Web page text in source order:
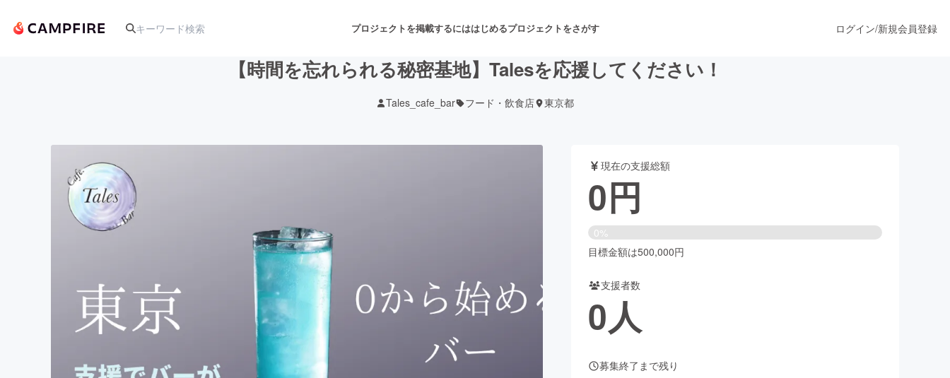
プロジェクトを掲載するにははじめるプロジェクトをさがす
舞台・パフォーマンス
書籍・雑誌出版
ビジネス・起業 チャレンジ ビューティー・ヘルスケア
まちづくり・地域活性化
ログイン/新規会員登録
【時間を忘れられる秘密基地】Talesを応援してください！
Tales_cafe_bar フード・飲食店 東京都
現在の支援総額
0円
0%
目標金額は500,000円
支援者数
0人
募集終了まで残り